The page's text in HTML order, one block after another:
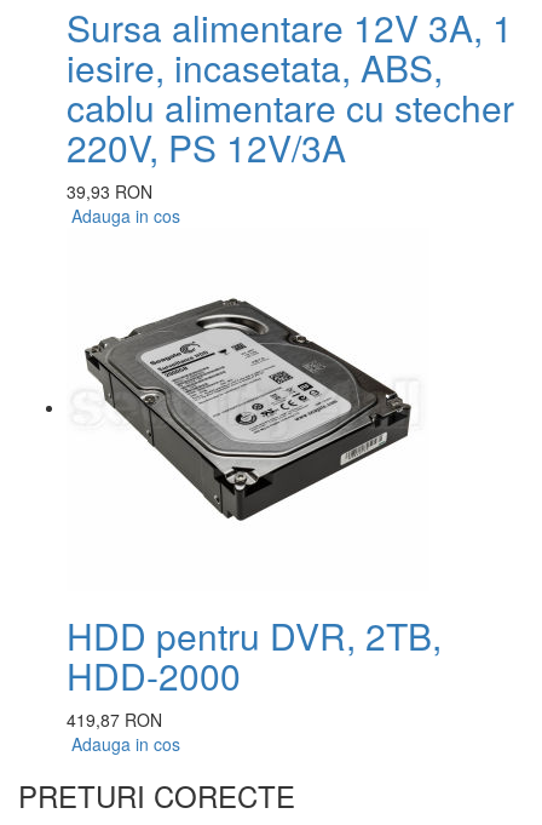
Sursa alimentare 12V 3A, 1
iesire, incasetata, ABS,
cablu alimentare cu stecher
220V, PS 12V/3A
39,93 RON
Adauga in cos
HDD pentru DVR, 2TB,
HDD-2000
419,87 RON
Adauga in cos
PRETURI CORECTE